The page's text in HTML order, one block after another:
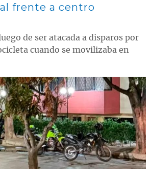
frente a centro
de ser atacada a disparos por
cuando se movilizaba en
principal